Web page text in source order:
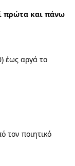
πρώτα και πάνω
έως αργά το
τον ποιητικό